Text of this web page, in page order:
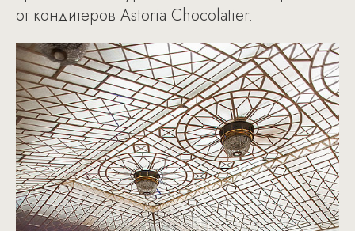
от кондитеров Astoria Chocolatier.